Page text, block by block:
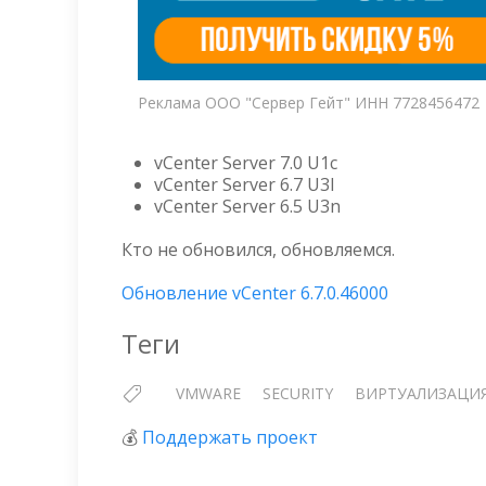
Реклама ООО "Сервер Гейт" ИНН 7728456472
vCenter Server 7.0 U1c
vCenter Server 6.7 U3l
vCenter Server 6.5 U3n
Кто не обновился, обновляемся.
Обновление vCenter 6.7.0.46000
Теги
VMWARE SECURITY
💰 Поддержать проект